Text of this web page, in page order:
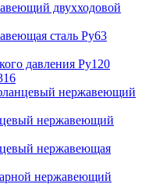
двухходовой
сталь Ру63
давления Ру120
нержавеющий
нержавеющий
нержавеющая
нержавеющий